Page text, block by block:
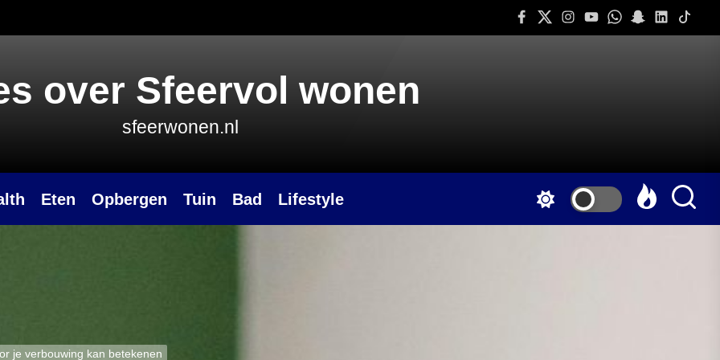
Facebook
TwitterInstagram
YoutubeWhatsapp
Snapchat
Linkedin
Tiktok
over Sfeervol wonen
sfeerwonen.nl
Eten Opbergen Tuin Bad Lifestyle
je verbouwing kan betekenen